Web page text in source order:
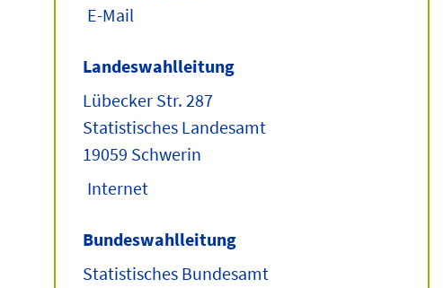
E-Mail
Landeswahlleitung
Lübecker Str. 287
Statistisches Landesamt
19059 Schwerin
Internet
Bundeswahlleitung
Statistisches Bundesamt